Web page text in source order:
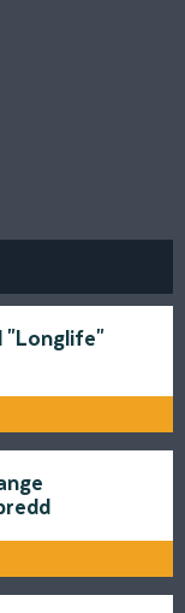
"Longlife"